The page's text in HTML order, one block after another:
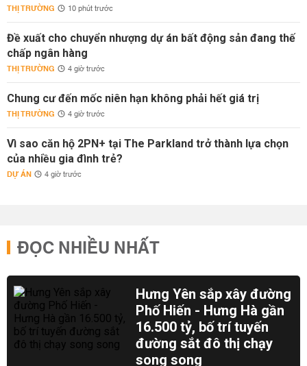
THỊ TRƯỜNG 10 phút trước
Đề xuất cho chuyển nhượng dự án bất động sản đang thế
chấp ngân hàng
THỊ TRƯỜNG 4 giờ trước
Chung cư đến mốc niên hạn không phải hết giá trị
THỊ TRƯỜNG 4 giờ trước
Vì sao căn hộ 2PN+ tại The Parkland trở thành lựa chọn
của nhiều gia đình trẻ?
DỰ ÁN 4 giờ trước
ĐỌC NHIỀU NHẤT
Hưng Yên sắp xây đường
Phố Hiến - Hưng Hà gần
16.500 tỷ, bố trí tuyến
đường sắt đô thị chạy
song song